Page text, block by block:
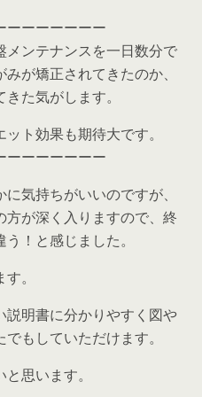
ーーーーーーー
メンテナンスを一日数分で
が矯正されてきたのか、
た気がします。
ト効果も期待大です。
ーーーーーーー
気持ちがいいのですが、
方が深く入りますので、終
！と感じました。
。
明書に分かりやすく図や
もしていただけます。
思います。